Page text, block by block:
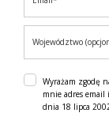
Wyrażam zgodę
mnie adres
dnia 18 lipca